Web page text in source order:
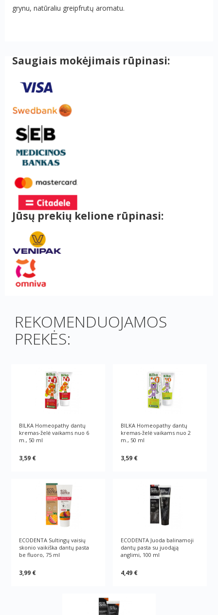
grynu, natūraliu greipfrutų aromatu.
Saugiais mokėjimais rūpinasi:
Jūsų prekių kelione rūpinasi:
REKOMENDUOJAMOS
PREKĖS:
BILKA Homeopathy dantų
kremas-želė vaikams nuo 6
m., 50 ml
3,59 €
BILKA Homeopathy dantų
kremas-želė vaikams nuo 2
m., 50 ml
3,59 €
ECODENTA Sultingų vaisių
skonio vaikiška dantų pasta
be fluoro, 75 ml
3,99 €
ECODENTA Juoda balinamoji
dantų pasta su juodąją
anglimi, 100 ml
4,49 €